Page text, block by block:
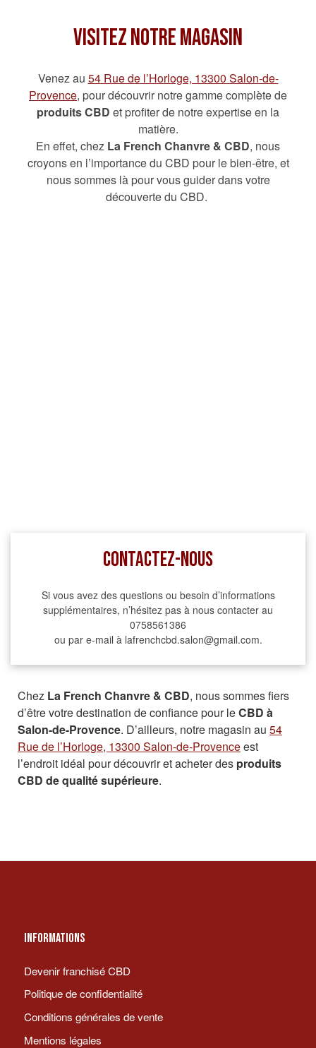
Visitez Notre Magasin
Venez au 54 Rue de l’Horloge, 13300 Salon-de-
Provence, pour découvrir notre gamme complète de
produits CBD et profiter de notre expertise en la
matière.
En effet, chez La French Chanvre & CBD, nous
croyons en l’importance du CBD pour le bien-être, et
nous sommes là pour vous guider dans votre
découverte du CBD.
Contactez-nous
Si vous avez des questions ou besoin d’informations
supplémentaires, n’hésitez pas à nous contacter au
0758561386
ou par e-mail à lafrenchcbd.salon@gmail.com.
Chez La French Chanvre & CBD, nous sommes fiers
d’être votre destination de confiance pour leCBD à
Salon-de-Provence. D’ailleurs, notre magasin au 54
Rue de l’Horloge, 13300 Salon-de-Provenceest
l’endroit idéal pour découvrir et acheter des produits
CBD de qualité supérieure.
INFORMATIONS
Devenir franchisé CBD
Politique de confidentialité
Conditions générales de vente
Mentions légales